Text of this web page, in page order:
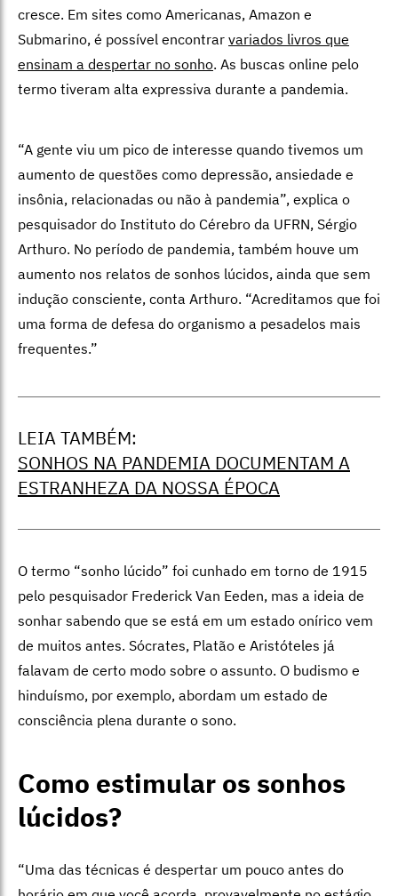
cresce. Em sites como Americanas, Amazon e
Submarino, é possível encontrar variados livros que
ensinam a despertar no sonho. As buscas online pelo
termo tiveram alta expressiva durante a pandemia.
“A gente viu um pico de interesse quando tivemos um
aumento de questões como depressão, ansiedade e
insônia, relacionadas ou não à pandemia”, explica o
pesquisador do Instituto do Cérebro da UFRN, Sérgio
Arthuro. No período de pandemia, também houve um
aumento nos relatos de sonhos lúcidos, ainda que sem
indução consciente, conta Arthuro. “Acreditamos que foi
uma forma de defesa do organismo a pesadelos mais
frequentes.”
LEIA TAMBÉM:
SONHOS NA PANDEMIA DOCUMENTAM A
ESTRANHEZA DA NOSSA ÉPOCA
O termo “sonho lúcido” foi cunhado em torno de 1915
pelo pesquisador Frederick Van Eeden, mas a ideia de
sonhar sabendo que se está em um estado onírico vem
de muitos antes. Sócrates, Platão e Aristóteles já
falavam de certo modo sobre o assunto. O budismo e
hinduísmo, por exemplo, abordam um estado de
consciência plena durante o sono.
Como estimular os sonhos
lúcidos?
“Uma das técnicas é despertar um pouco antes do